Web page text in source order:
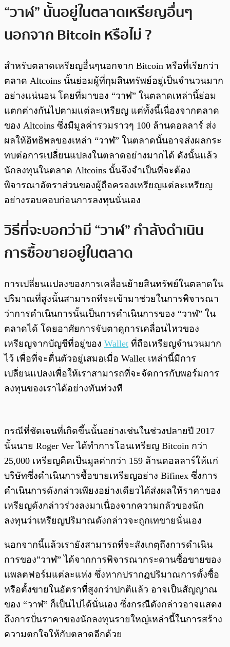
“วาฬ” นั้นอยู่ในตลาดเหรียญอื่นๆ
นอกจาก Bitcoin หรือไม่ ?
สำหรับตลาดเหรียญอื่นๆนอกจาก Bitcoin หรือที่เรียกว่า
ตลาด Altcoins นั้นย่อมผู้ที่กุมสินทรัพย์อยู่เป็นจำนวนมาก
อย่างแน่นอน โดยที่มาของ “วาฬ” ในตลาดเหล่านี้ย่อม
แตกต่างกันไปตามแต่ละเหรียญ แต่ทั้งนี้เนื่องจากตลาด
ของ Altcoins ซึ่งมีมูลค่ารวมราวๆ 100 ล้านดอลลาร์ ส่ง
ผลให้อิทธิพลของเหล่า “วาฬ” ในตลาดนั้นอาจส่งผลกระ
ทบต่อการเปลี่ยนแปลงในตลาดอย่างมากได้ ดังนั้นแล้ว
นักลงทุนในตลาด Altcoins นั้นจึงจำเป็นที่จะต้อง
พิจารณาอัตราส่วนของผู้ถือครองเหรียญแต่ละเหรียญ
อย่างรอบคอบก่อนการลงทุนนั่นเอง
วิธีที่จะบอกว่ามี “วาฬ” กำลังดำเนิน
การซื้อขายอยู่ในตลาด
การเปลี่ยนแปลงของการเคลื่อนย้ายสินทรัพย์ในตลาดใน
ปริมาณที่สูงนั้นสามารถทีจะเข้ามาช่วยในการพิจารณา
ว่าการดำเนินการนั้นเป็นการดำเนินการของ “วาฬ” ใน
ตลาดได้ โดยอาศัยการจับตาดูการเคลื่อนไหวของ
เหรียญจากบัญชีที่อยู่ของ Wallet ที่ถือเหรียญจำนวนมาก
ไว้ เพื่อที่จะตื่นตัวอยู่เสมอเมื่อ Wallet เหล่านี้มีการ
เปลี่ยนแปลงเพื่อให้เราสามารถที่จะจัดการกับพอร์มการ
ลงทุนของเราได้อย่างทันท่วงที
กรณีที่ชัดเจนที่เกิดขึ้นนั้นอย่างเช่นในช่วงปลายปี 2017
นั้นนาย Roger Ver ได้ทำการโอนเหรียญ Bitcoin กว่า
25,000 เหรียญคิดเป็นมูลค่ากว่า 159 ล้านดอลลาร์ให้แก่
บริษัทซึ่งดำเนินการซื้อขายเหรียญอย่าง Bifinex ซึ่งการ
ดำเนินการดังกล่าวเพียงอย่างเดียวได้ส่งผลให้ราคาของ
เหรียญดังกล่าวร่วงลงมาเนื่องจากความกลัวของนัก
ลงทุนว่าเหรียญปริมาณดังกล่าวจะถูกเทขายนั่นเอง
นอกจากนี้แล้วเรายังสามารถที่จะสังเกตุถึงการดำเนิน
การของ”วาฬ” ได้จากการพิจารณากระดานซื้อขายของ
แพลตฟอร์มแต่ละแห่ง ซึ่งหากปรากฎปริมาณการตั้งซื้อ
หรือตั้งขายในอัตราที่สูงกว่าปกติแล้ว อาจเป็นสัญญาณ
ของ “วาฬ” ก็เป็นไปได้นั่นเอง ซึ่งกรณีดังกล่าวอาจแสดง
ถึงการปั่นราคาของนักลงทุนรายใหญ่เหล่านี้ในการสร้าง
ความตกใจให้กับตลาดอีกด้วย